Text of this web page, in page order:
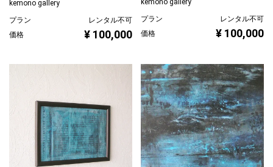
kemono gallery
プラン
レンタル不可
価格
¥ 100,000
kemono gallery
プラン
レンタル不可
価格
¥ 100,000